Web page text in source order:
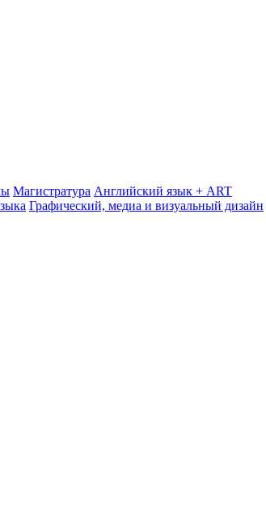
Магистратура Английский язык + ART
Графический, медиа и визуальный дизайн